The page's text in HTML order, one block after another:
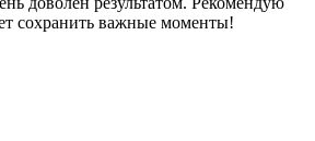
сохранить важные моменты!